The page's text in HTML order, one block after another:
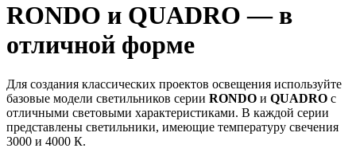
RONDO и QUADRO — в
отличной форме
Для создания классических проектов освещения используйте
базовые модели светильников серии RONDO и QUADRO с
отличными световыми характеристиками. В каждой серии
представлены светильники, имеющие температуру свечения
3000 и 4000 К.